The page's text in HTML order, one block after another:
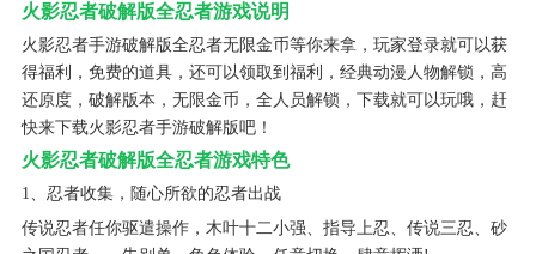
火影忍者破解版全忍者游戏说明
火影忍者手游破解版全忍者无限金币等你来拿，玩家登录就可以获
得福利，免费的道具，还可以领取到福利，经典动漫人物解锁，高
还原度，破解版本，无限金币，全人员解锁，下载就可以玩哦，赶
快来下载火影忍者手游破解版吧！
火影忍者破解版全忍者游戏特色
1、忍者收集，随心所欲的忍者出战
传说忍者任你驱遣操作，木叶十二小强、指导上忍、传说三忍、砂